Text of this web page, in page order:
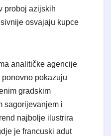
proboj azijskih
osvajaju kupce
analitičke agencije
pokazuju
gradskim
sagorijevanjem i
najbolje ilustrira
je francuski adut